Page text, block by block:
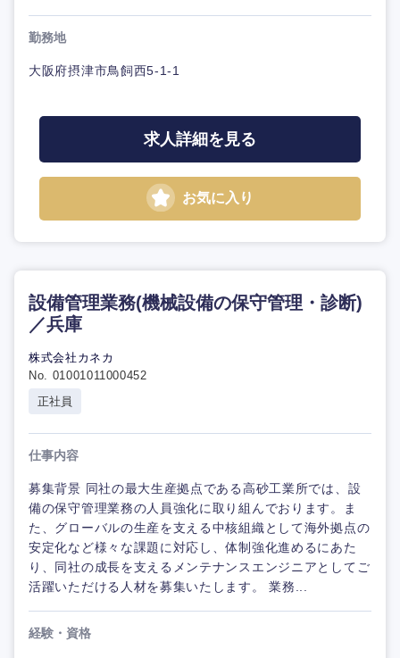
勤務地
大阪府摂津市鳥飼西5-1-1
求人詳細を見る
お気に入り
設備管理業務(機械設備の保守管理・診断)
／兵庫
株式会社カネカ
No. 01001011000452
正社員
仕事内容
募集背景 同社の最大生産拠点である高砂工業所では、設
備の保守管理業務の人員強化に取り組んでおります。ま
た、グローバルの生産を支える中核組織として海外拠点の
安定化など様々な課題に対応し、体制強化進めるにあた
り、同社の成長を支えるメンテナンスエンジニアとしてご
活躍いただける人材を募集いたします。 業務...
経験・資格